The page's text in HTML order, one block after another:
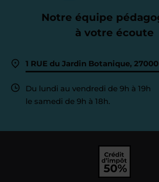
Notre équipe
à votre écoute
1 RUE du Jardin Botanique,
Du lundi au vendredi de 9h à 19h
le samedi de 9h à 18h.